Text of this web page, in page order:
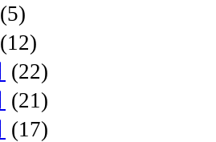
(5)
(12)
(22)
(21)
(17)